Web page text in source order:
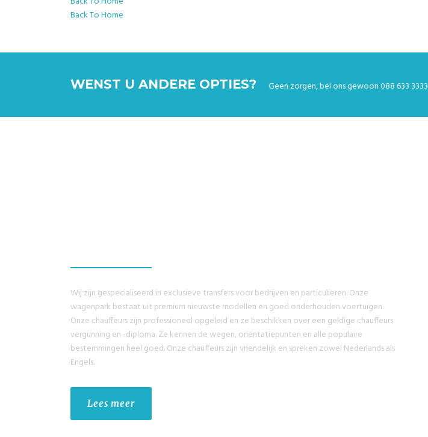
Back To Home
WENST U ANDERE OPTIES? Geen zorgen, bel ons gewoon088 633 3333
Wij zijn gespecialiseerd in exclusieve transfers voor bedrijven en particulieren. Onze
wagenpark bestaat uit premium nieuwste modellen en goed onderhouden voertuigen.
Onze chauffeurs zijn professioneel opgeleid en ze beschikken over een geldige chauffeurs
vergunning en -diploma. Ze kennen de wegen, oriëntatiepunten en alle populaire
bestemmingen heel goed. Onze chauffeurs zijn vriendelijk en spreken zowel Nederlands als
Engels.
Lees meer